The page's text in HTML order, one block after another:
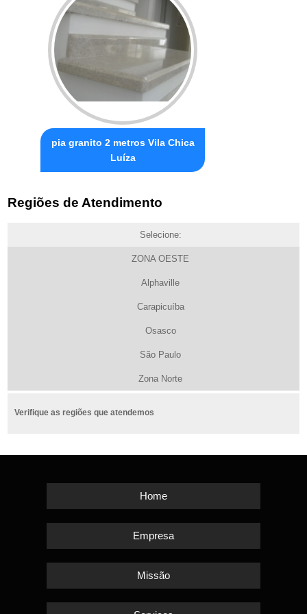
pia granito 2 metros Vila Chica
Luíza
Regiões de Atendimento
Selecione:
ZONA OESTE
Alphaville
Carapicuíba
Osasco
São Paulo
Zona Norte
Verifique as regiões que atendemos
Home
Empresa
Missão